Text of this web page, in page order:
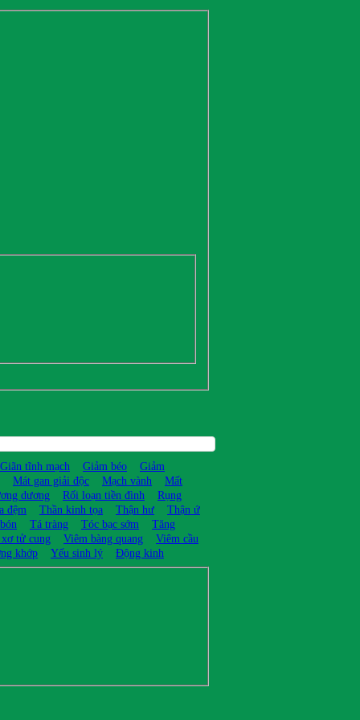
Giãn tĩnh mạch Giảm béo
Giảm
Mát gan giải độc Mạch vành
Mất
dương Rối loạn tiền đình
Rụng
đệm Thần kinh tọa Thận hư
Thận ứ
Tá tràng Tóc bạc sớm
Tăng
tử cung Viêm bàng quang
Viêm cầu
khớp Yếu sinh lý Động kinh